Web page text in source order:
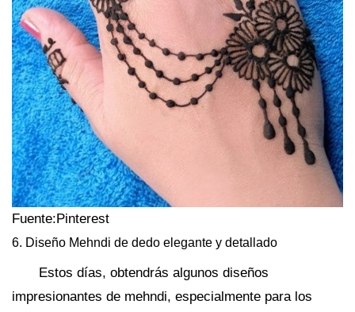
Fuente:Pinterest
6. Diseño Mehndi de dedo elegante y detallado
Estos días, obtendrás algunos diseños
impresionantes de mehndi, especialmente para los